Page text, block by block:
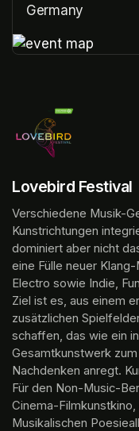
Germany
Lovebird Festival
Verschiedene Musik-
Kunstrichtungen
dominiert aber nicht
eine Fülle neuer
Electro sowie Indie,
Ziel ist es, aus einem
zusätzlichen
schaffen, das wie ein
Gesamtkunstwerk
Nachdenken anregt.
Für den Non-Music-
Cinema-
Musikalischen